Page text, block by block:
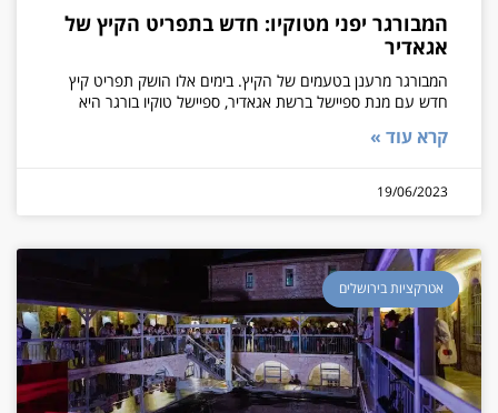
המבורגר יפני מטוקיו: חדש בתפריט הקיץ של
אגאדיר
המבורגר מרענן בטעמים של הקיץ. בימים אלו הושק תפריט קיץ
חדש עם מנת ספיישל ברשת אגאדיר, ספיישל טוקיו בורגר היא
קרא עוד »
19/06/2023
אטרקציות בירושלים